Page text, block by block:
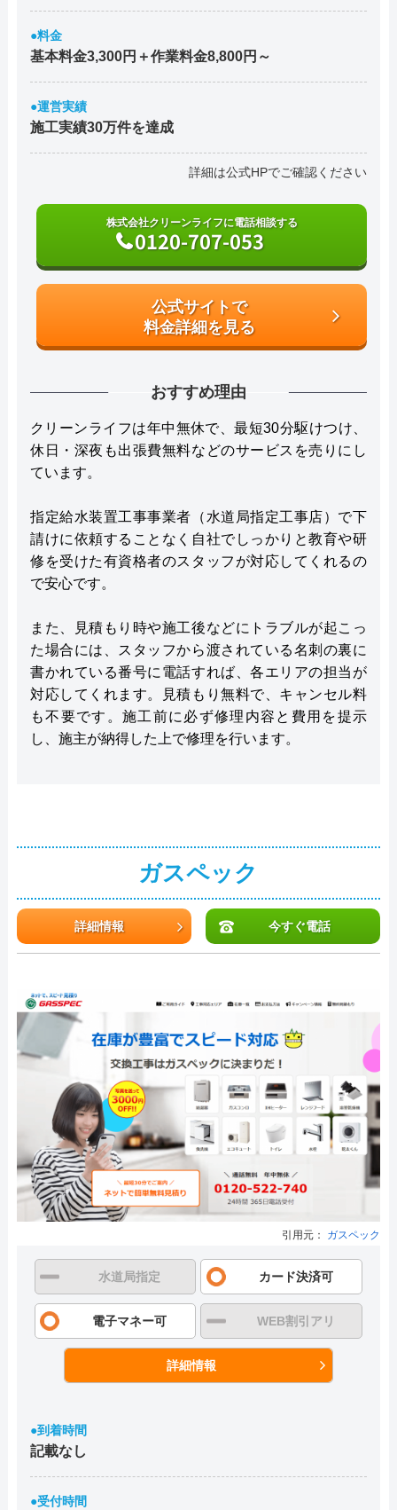
●料金
基本料金3,300円＋作業料金8,800円～
●運営実績
施工実績30万件を達成
詳細は公式HPでご確認ください
株式会社クリーンライフに電話相談する
0120-707-053
公式サイトで
料金詳細を見る
おすすめ理由
クリーンライフは年中無休で、最短30分駆けつけ、
休日・深夜も出張費無料などのサービスを売りにし
ています。
指定給水装置工事事業者（水道局指定工事店）で下
請けに依頼することなく自社でしっかりと教育や研
修を受けた有資格者のスタッフが対応してくれるの
で安心です。
また、見積もり時や施工後などにトラブルが起こっ
た場合には、スタッフから渡されている名刺の裏に
書かれている番号に電話すれば、各エリアの担当が
対応してくれます。見積もり無料で、キャンセル料
も不要です。施工前に必ず修理内容と費用を提示
し、施主が納得した上で修理を行います。
ガスペック
詳細情報 今すぐ電話
引用元： ガスペック
水道局指定 カード決済可
電子マネー可 WEB割引アリ
詳細情報
●到着時間
記載なし
●受付時間